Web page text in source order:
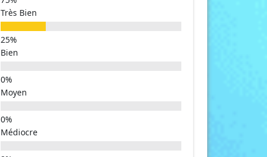
Très Bien
Bien
Moyen
Médiocre